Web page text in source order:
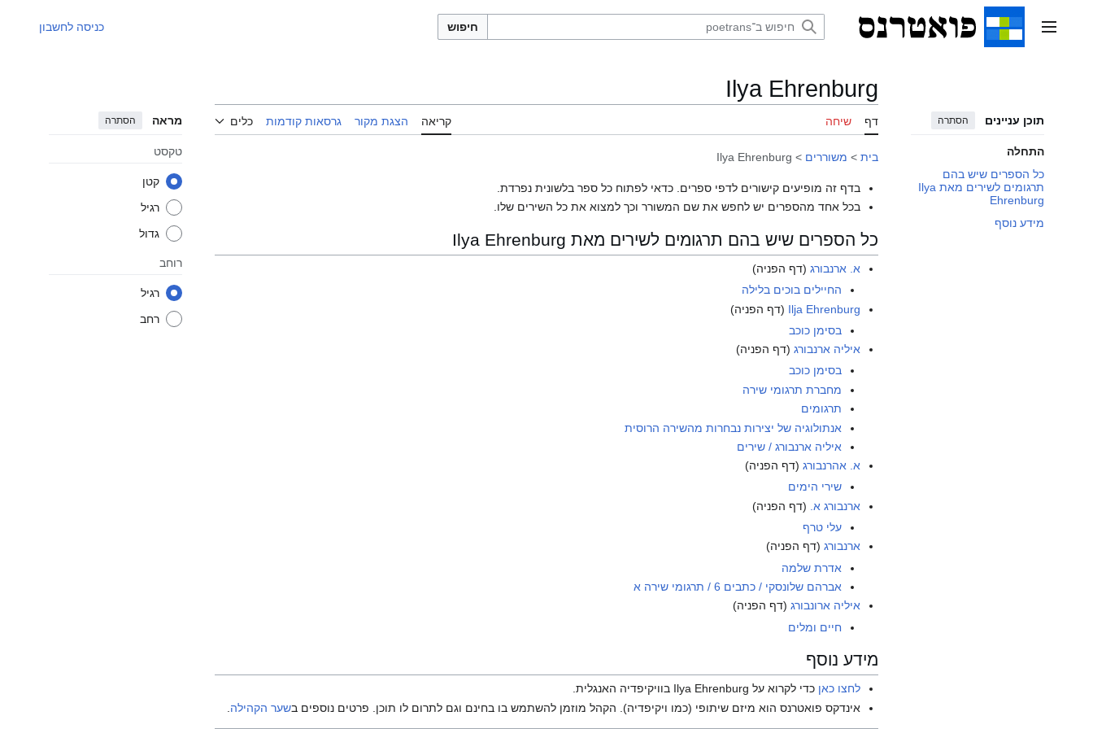
תפריט ראשי חיפוש כניסה לחשבון
תוכן עניינים הסתרה
התחלה
כל הספרים שיש בהם
תרגומים לשירים מאת Ilya
Ehrenburg
מידע נוסף
Ilya Ehrenburg
דף שיחה קריאה הצגת מקור גרסאות קודמות כלים מראה הסתרה
טקסט
קטן
רגיל
גדול
רוחב
רגיל
רחב
בית > משוררים >
Ilya Ehrenburg
בדף זה מופיעים קישורים לדפי ספרים. כדאי לפתוח כל ספר בלשונית נפרדת.
בכל אחד מהספרים יש לחפש את שם המשורר וכך למצוא את כל השירים שלו.
כל הספרים שיש בהם תרגומים לשירים מאת Ilya Ehrenburg
א. ארנבורג (דף הפניה)
החיילים בוכים בלילה
Ilja Ehrenburg (דף הפניה)
בסימן כוכב
איליה ארנבורג (דף הפניה)
בסימן כוכב
מחברת תרגומי שירה
תרגומים
אנתולוגיה של יצירות נבחרות מהשירה הרוסית
איליה ארנבורג / שירים
א. אהרנבורג (דף הפניה)
שירי הימים
ארנבורג א. (דף הפניה)
עלי טרף
ארנבורג (דף הפניה)
אדרת שלמה
אברהם שלונסקי / כתבים 6 / תרגומי שירה א
איליה ארונבורג (דף הפניה)
חיים ומלים
מידע נוסף
לחצו כאן כדי לקרוא על Ilya Ehrenburg בוויקיפדיה האנגלית.
אינדקס פואטרנס הוא מיזם שיתופי (כמו ויקיפדיה). הקהל מוזמן להשתמש בו בחינם וגם לתרום לו תוכן. פרטים נוספים בשער הקהילה